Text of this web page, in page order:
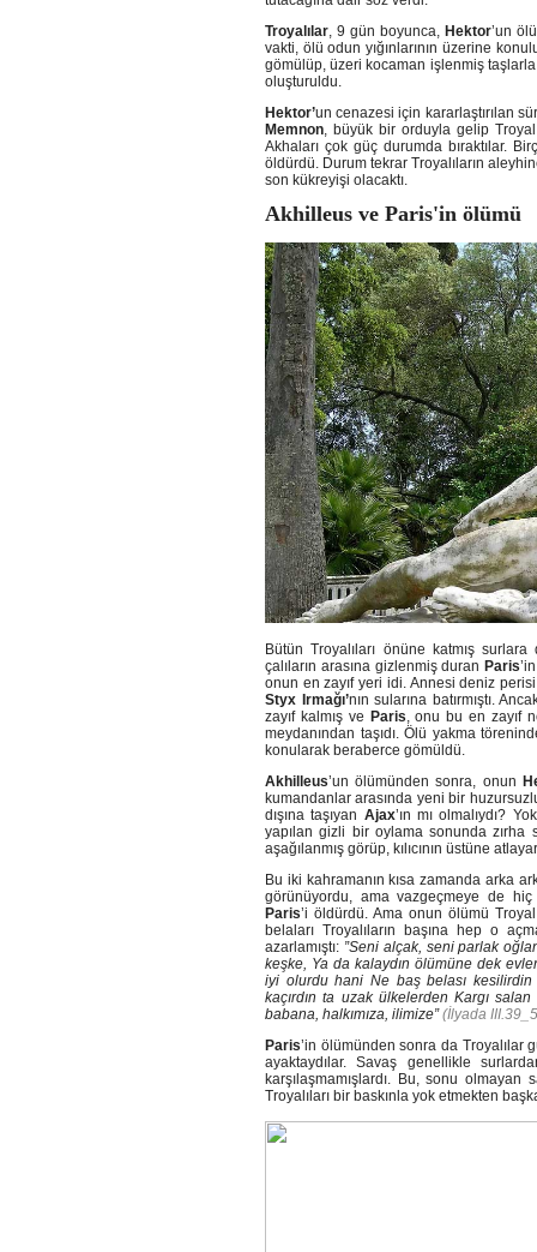
Troyalılar, 9 gün boyunca, Hektor’un
vakti, ölü odun yığınlarının üzerine
gömülüp, üzeri kocaman işlenmiş
oluşturuldu.
Hektor’un cenazesi için kararlaştırılan
Memnon, büyük bir orduyla gelip
Akhaları çok güç durumda bıraktılar.
öldürdü. Durum tekrar Troyalıların
son kükreyişi olacaktı.
Akhilleus ve Paris'in ölümü
Bütün Troyalıları önüne katmış
çalıların arasına gizlenmiş duran Paris
onun en zayıf yeri idi. Annesi deniz
Styx Irmağı’nın sularına batırmıştı.
zayıf kalmış ve Paris, onu bu en zayıf
meydanından taşıdı. Ölü yakma
konularak beraberce gömüldü.
Akhilleus’un ölümünden sonra, onun
kumandanlar arasında yeni bir
dışına taşıyan Ajax’ın mı olmalıydı?
yapılan gizli bir oylama sonunda zırha
aşağılanmış görüp, kılıcının üstüne
Bu iki kahramanın kısa zamanda arka
görünüyordu, ama vazgeçmeye de
Paris’i öldürdü. Ama onun ölümü
belaları Troyalıların başına hep o
azarlamıştı: ”Seni alçak, seni parlak
keşke, Ya da kalaydın ölümüne dek
iyi olurdu hani Ne baş belası kesilirdin
kaçırdın ta uzak ülkelerden Kargı
babana, halkımıza, ilimize”(İlyada
Paris’in ölümünden sonra da Troyalılar
ayaktaydılar. Savaş genellikle
karşılaşmamışlardı. Bu, sonu
Troyalıları bir baskınla yok etmekten